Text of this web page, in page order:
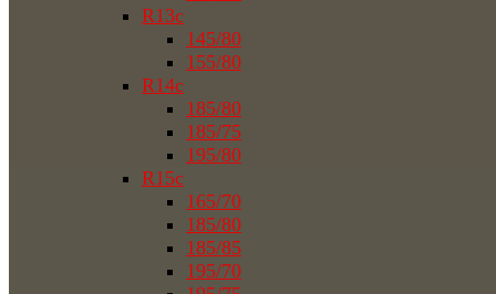
R13c
145/80
155/80
R14c
185/80
185/75
195/80
R15c
165/70
185/80
185/85
195/70